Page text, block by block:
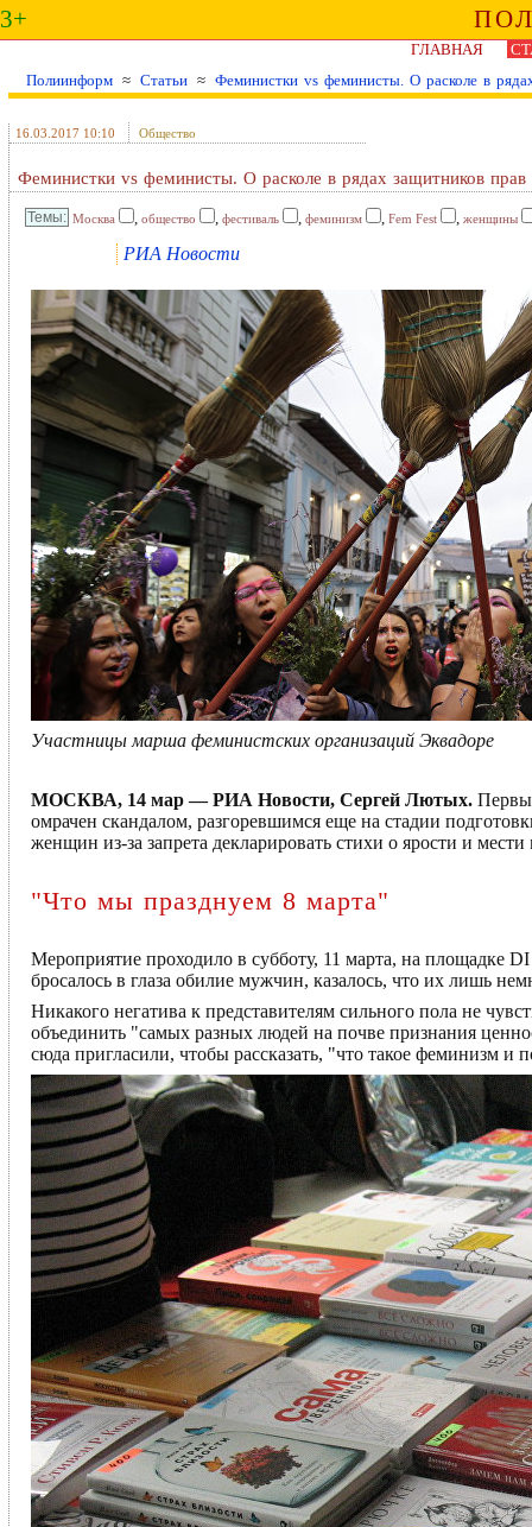
3+
ГЛАВНАЯ
Полиинформ ≈ Статьи ≈ Феминистки vs феминисты. О расколе в
16.03.2017 10:10 Общество
Феминистки vs феминисты. О расколе в рядах защитников
Москва , общество , фестиваль , феминизм , Fem Fest , женщины
РИА Новости
Участницы марша феминистских организаций Эквадоре
МОСКВА, 14 мар — РИА Новости, Сергей Лютых.
омрачен скандалом, разгоревшимся еще на стадии
женщин из-за запрета декларировать стихи о ярости и
"Что мы празднуем 8 марта"
Мероприятие проходило в субботу, 11 марта, на площадке
бросалось в глаза обилие мужчин, казалось, что их лишь
Никакого негатива к представителям сильного пола не
объединить "самых разных людей на почве признания
сюда пригласили, чтобы рассказать, "что такое феминизм